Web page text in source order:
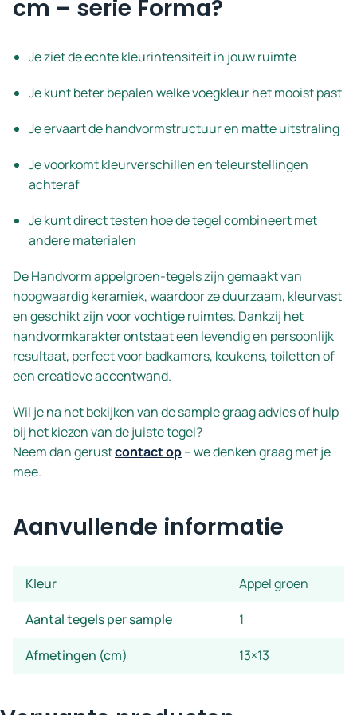
cm – serie Forma?
Je ziet de echte kleurintensiteit in jouw ruimte
Je kunt beter bepalen welke voegkleur het mooist past
Je ervaart de handvormstructuur en matte uitstraling
Je voorkomt kleurverschillen en teleurstellingen
achteraf
Je kunt direct testen hoe de tegel combineert met
andere materialen
De Handvorm appelgroen-tegels zijn gemaakt van
hoogwaardig keramiek, waardoor ze duurzaam, kleurvast
en geschikt zijn voor vochtige ruimtes. Dankzij het
handvormkarakter ontstaat een levendig en persoonlijk
resultaat, perfect voor badkamers, keukens, toiletten of
een creatieve accentwand.
Wil je na het bekijken van de sample graag advies of hulp
bij het kiezen van de juiste tegel?
Neem dan gerustcontact op– we denken graag met je
mee.
Aanvullende informatie
Kleur Appel groen
Aantal tegels per sample 1
Afmetingen (cm) 13×13